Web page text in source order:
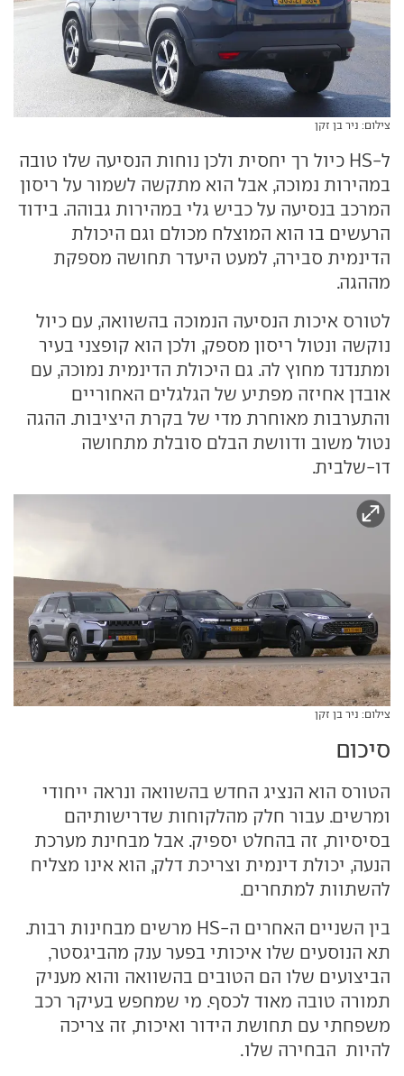
צילום: ניר בן זקן
ל-HS כיול רך יחסית ולכן נוחות הנסיעה שלו טובה
במהירות נמוכה, אבל הוא מתקשה לשמור על ריסון
המרכב בנסיעה על כביש גלי במהירות גבוהה. בידוד
הרעשים בו הוא המוצלח מכולם וגם היכולת
הדינמית סבירה, למעט היעדר תחושה מספקת
מההגה.
לטורס איכות הנסיעה הנמוכה בהשוואה, עם כיול
נוקשה ונטול ריסון מספק, ולכן הוא קופצני בעיר
ומתנדנד מחוץ לה. גם היכולת הדינמית נמוכה, עם
אובדן אחיזה מפתיע של הגלגלים האחוריים
והתערבות מאוחרת מדי של בקרת היציבות. ההגה
נטול משוב ודוושת הבלם סובלת מתחושה
דו-שלבית.
צילום: ניר בן זקן
סיכום
הטורס הוא הנציג החדש בהשוואה ונראה ייחודי
ומרשים. עבור חלק מהלקוחות שדרישותיהם
בסיסיות, זה בהחלט יספיק. אבל מבחינת מערכת
הנעה, יכולת דינמית וצריכת דלק, הוא אינו מצליח
להשתוות למתחרים.
בין השניים האחרים ה-HS מרשים מבחינות רבות.
תא הנוסעים שלו איכותי בפער ענק מהביגסטר,
הביצועים שלו הם הטובים בהשוואה והוא מעניק
תמורה טובה מאוד לכסף. מי שמחפש בעיקר רכב
משפחתי עם תחושת הידור ואיכות, זה צריכה
להיות הבחירה שלו.